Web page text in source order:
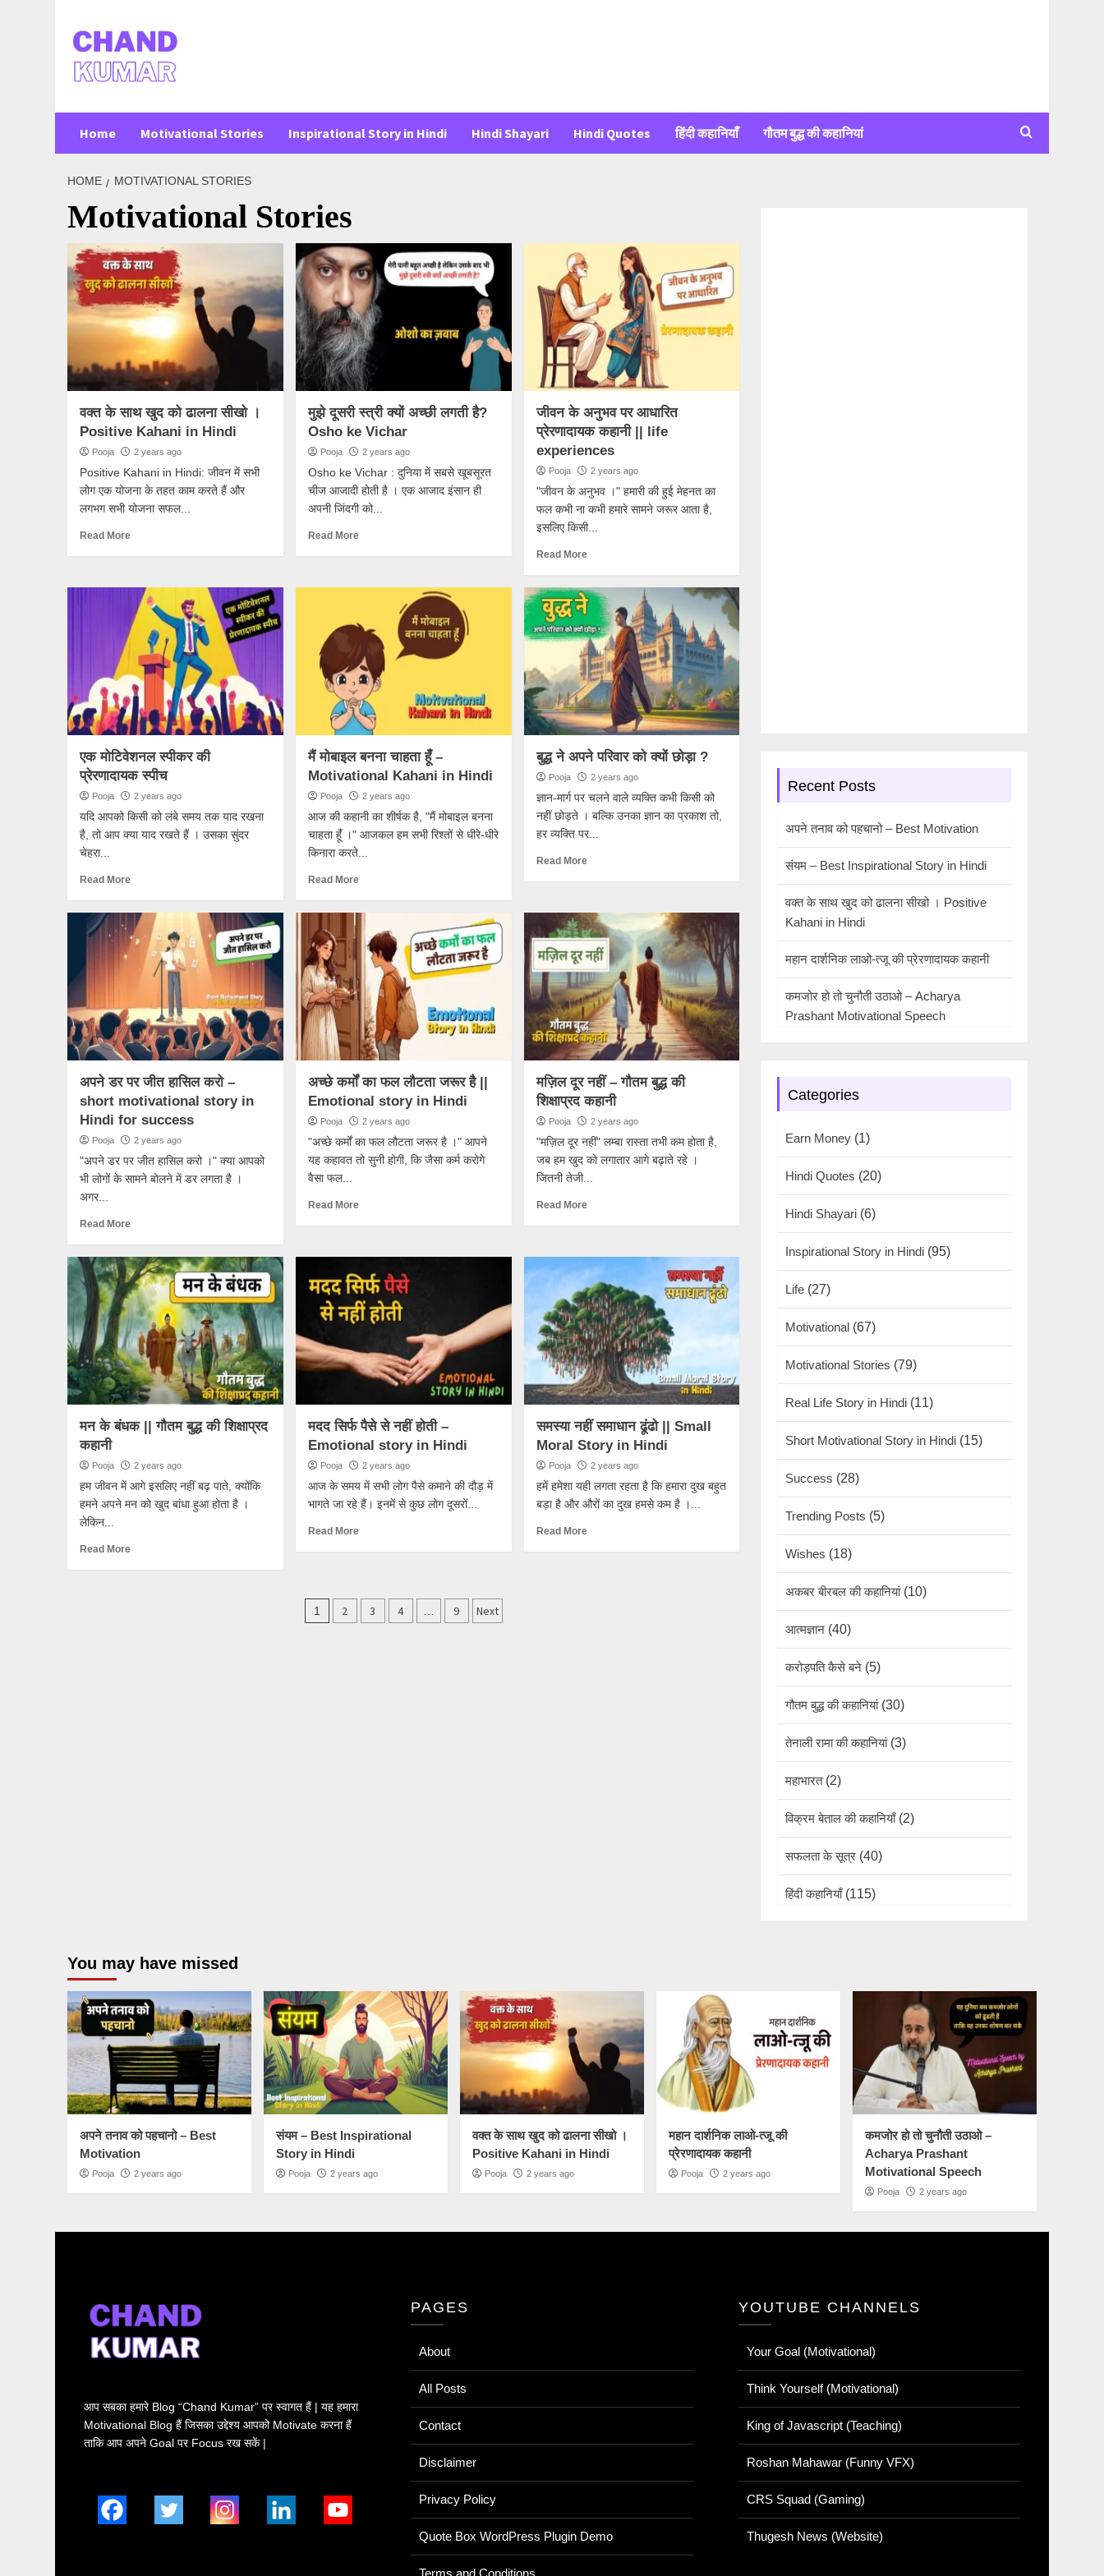
content
Home Motivational Stories Inspirational Story in Hindi Hindi Shayari Hindi Quotes हिंदी कहानियाँ गौतम बुद्ध की कहानियां
HOME MOTIVATIONAL STORIES
Motivational Stories
वक्त के साथ खुद को ढालना सीखो ।
Positive Kahani in Hindi
Pooja 2 years ago
Positive Kahani in Hindi: जीवन में सभी
लोग एक योजना के तहत काम करते हैं और
लगभग सभी योजना सफल...
Read More
मुझे दूसरी स्त्री क्यों अच्छी लगती है?
Osho ke Vichar
Pooja 2 years ago
Osho ke Vichar : दुनिया में सबसे खूबसूरत
चीज आजादी होती है । एक आजाद इंसान ही
अपनी जिंदगी को...
Read More
जीवन के अनुभव पर आधारित
प्रेरणादायक कहानी || life
experiences
Pooja 2 years ago
"जीवन के अनुभव ।" हमारी की हुई मेहनत का
फल कभी ना कभी हमारे सामने जरूर आता है,
इसलिए किसी...
Read More
एक मोटिवेशनल स्पीकर की
प्रेरणादायक स्पीच
Pooja 2 years ago
यदि आपको किसी को लंबे समय तक याद रखना
है, तो आप क्या याद रखते हैं । उसका सुंदर
चेहरा...
Read More
मैं मोबाइल बनना चाहता हूंँ –
Motivational Kahani in Hindi
Pooja 2 years ago
आज की कहानी का शीर्षक है, "मैं मोबाइल बनना
चाहता हूंँ ।" आजकल हम सभी रिश्तों से धीरे-धीरे
किनारा करते...
Read More
बुद्ध ने अपने परिवार को क्यों छोड़ा ?
Pooja 2 years ago
ज्ञान-मार्ग पर चलने वाले व्यक्ति कभी किसी को
नहीं छोड़ते । बल्कि उनका ज्ञान का प्रकाश तो,
हर व्यक्ति पर...
Read More
अपने डर पर जीत हासिल करो –
short motivational story in
Hindi for success
Pooja 2 years ago
"अपने डर पर जीत हासिल करो ।" क्या आपको
भी लोगों के सामने बोलने में डर लगता है ।
अगर...
Read More
अच्छे कर्मों का फल लौटता जरूर है ||
Emotional story in Hindi
Pooja 2 years ago
"अच्छे कर्मों का फल लौटता जरूर है ।" आपने
यह कहावत तो सुनी होगी, कि जैसा कर्म करोगे
वैसा फल...
Read More
मज़िल दूर नहीं – गौतम बुद्ध की
शिक्षाप्रद कहानी
Pooja 2 years ago
"मज़िल दूर नहीं" लम्बा रास्ता तभी कम होता है,
जब हम खुद को लगातार आगे बढ़ाते रहे ।
जितनी तेजी...
Read More
मन के बंधक || गौतम बुद्ध की शिक्षाप्रद
कहानी
Pooja 2 years ago
हम जीवन में आगे इसलिए नहीं बढ़ पाते, क्योंकि
हमने अपने मन को खुद बांधा हुआ होता है ।
लेकिन...
Read More
मदद सिर्फ पैसे से नहीं होती –
Emotional story in Hindi
Pooja 2 years ago
आज के समय में सभी लोग पैसे कमाने की दौड़ में
भागते जा रहे हैं। इनमें से कुछ लोग दूसरों...
Read More
समस्या नहीं समाधान ढूंढो || Small
Moral Story in Hindi
Pooja 2 years ago
हमें हमेशा यही लगता रहता है कि हमारा दुख बहुत
बड़ा है और औरों का दुख हमसे कम है ।...
Read More
Posts
1 2 3 4 9 Next
Recent Posts
अपने तनाव को पहचानो – Best Motivation
संयम – Best Inspirational Story in Hindi
वक्त के साथ खुद को ढालना सीखो । Positive
Kahani in Hindi
महान दार्शनिक लाओ-त्जू की प्रेरणादायक कहानी
कमजोर हो तो चुनौती उठाओ – Acharya
Prashant Motivational Speech
Categories
Earn Money (1)
Hindi Quotes (20)
Hindi Shayari (6)
Inspirational Story in Hindi (95)
Life (27)
Motivational (67)
Motivational Stories (79)
Real Life Story in Hindi (11)
Short Motivational Story in Hindi (15)
Success (28)
Trending Posts (5)
Wishes (18)
अकबर बीरबल की कहानियां(10)
आत्मज्ञान (40)
करोड़पति कैसे बने (5)
गौतम बुद्ध की कहानियां(30)
तेनाली रामा की कहानियां(3)
महाभारत(2)
विक्रम बेताल की कहानियाँ(2)
सफलता के सूत्र (40)
हिंदी कहानियाँ(115)
You may have missed
अपने तनाव को पहचानो – Best
Motivation
Pooja 2 years ago
संयम – Best Inspirational
Story in Hindi
Pooja 2 years ago
वक्त के साथ खुद को ढालना सीखो ।
Positive Kahani in Hindi
Pooja 2 years ago
महान दार्शनिक लाओ-त्जू की
प्रेरणादायक कहानी
Pooja 2 years ago
कमजोर हो तो चुनौती उठाओ –
Acharya Prashant
Motivational Speech
Pooja 2 years ago
आप सबका हमारे Blog “Chand Kumar” पर स्वागत हैं | यह हमारा
Motivational Blog हैं जिसका उद्देश्य आपको Motivate करना हैं
ताकि आप अपने Goal पर Focus रख सकें |
PAGES
About
All Posts
Contact
Disclaimer
Privacy Policy
Quote Box WordPress Plugin Demo
Terms and Conditions
YOUTUBE CHANNELS
Your Goal (Motivational)
Think Yourself (Motivational)
King of Javascript (Teaching)
Roshan Mahawar (Funny VFX)
CRS Squad (Gaming)
Thugesh News (Website)